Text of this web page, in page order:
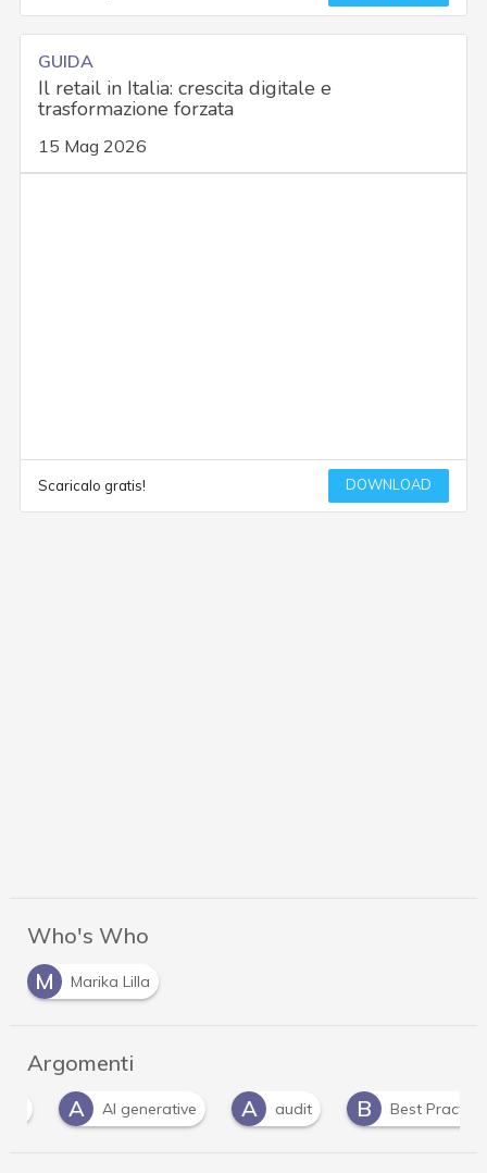
GUIDA
Il retail in Italia: crescita digitale e
trasformazione forzata
15 Mag 2026
Scaricalo gratis! DOWNLOAD
Who's Who
M
Marika Lilla
Argomenti
AI generative audit Best Practice